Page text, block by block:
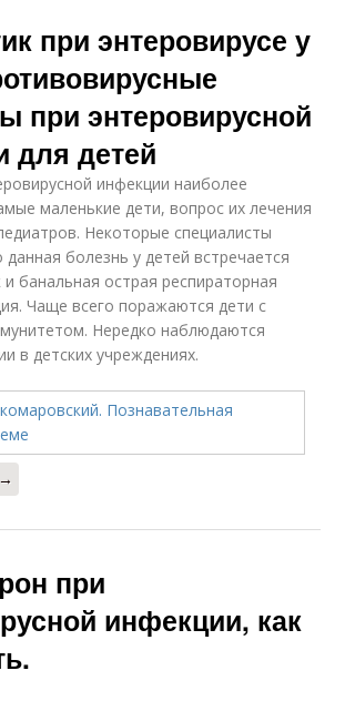
при энтеровирусе у
при энтеровирусной
для детей
инфекции наиболее
маленькие дети, вопрос их лечения
Некоторые специалисты
болезнь у детей встречается
банальная острая респираторная
Чаще всего поражаются дети с
Нередко наблюдаются
в детских учреждениях.
при
инфекции, как